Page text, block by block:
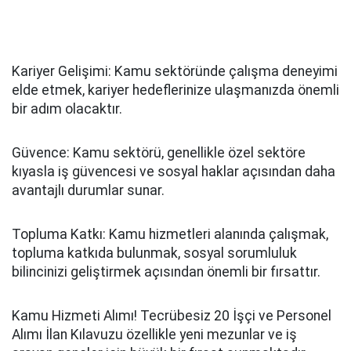
Kariyer Gelişimi: Kamu sektöründe çalışma deneyimi
elde etmek, kariyer hedeflerinize ulaşmanızda önemli
bir adım olacaktır.
Güvence: Kamu sektörü, genellikle özel sektöre
kıyasla iş güvencesi ve sosyal haklar açısından daha
avantajlı durumlar sunar.
Topluma Katkı: Kamu hizmetleri alanında çalışmak,
topluma katkıda bulunmak, sosyal sorumluluk
bilincinizi geliştirmek açısından önemli bir fırsattır.
Kamu Hizmeti Alımı! Tecrübesiz 20 İşçi ve Personel
Alımı İlan Kılavuzu özellikle yeni mezunlar ve iş